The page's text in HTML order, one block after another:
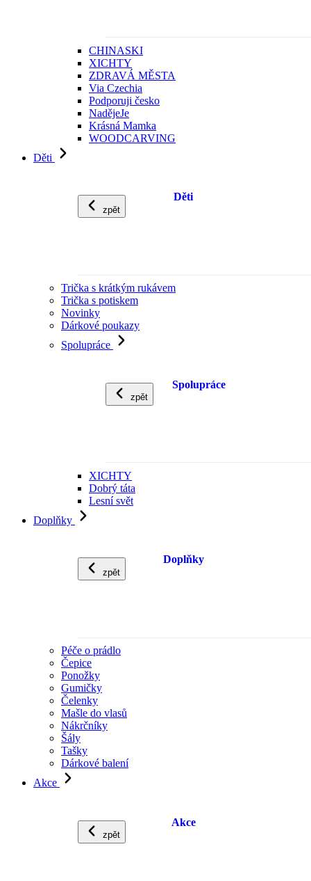
CHINASKI
XICHTY
ZDRAVÁ MĚSTA
Via Czechia
Podporuji česko
NadějeJe
Krásná Mamka
WOODCARVING
Děti
zpět
Děti
Trička s krátkým rukávem
Trička s potiskem
Novinky
Dárkové poukazy
Spolupráce
zpět
Spolupráce
XICHTY
Dobrý táta
Lesní svět
Doplňky
zpět
Doplňky
Péče o prádlo
Čepice
Ponožky
Gumičky
Čelenky
Mašle do vlasů
Nákrčníky
Šály
Tašky
Dárkové balení
Akce
zpět
Akce